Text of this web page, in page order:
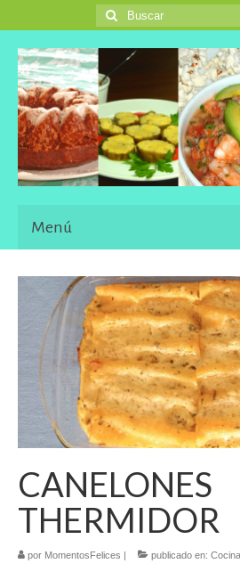
Buscar
por:
Menú
Inicio
Blog
Una Buena Descripción
Information in English Languaje
El Libro de 200 MOMENTOS
CANELONES
THERMIDOR
por MomentosFelices | publicado en: